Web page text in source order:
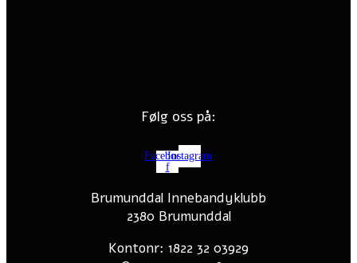
Følg oss på:
Facebook-
f
Instagram
Brumunddal Innebandyklubb
2380 Brumunddal
Kontonr: 1822 32 03929